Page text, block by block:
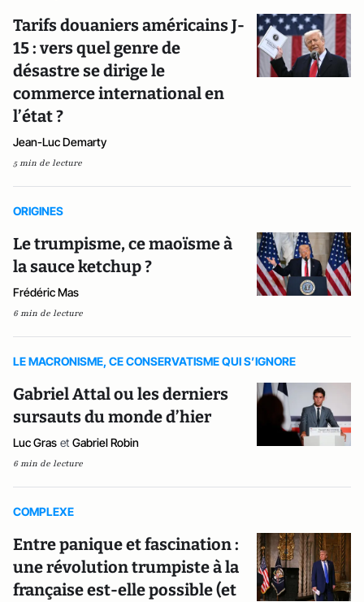
Tarifs douaniers américains J-
15 : vers quel genre de
désastre se dirige le
commerce international en
l’état ?
Jean-Luc Demarty
5 min de lecture
ORIGINES
Le trumpisme, ce maoïsme à
la sauce ketchup ?
Frédéric Mas
6 min de lecture
LE MACRONISME, CE CONSERVATISME QUI S’IGNORE
Gabriel Attal ou les derniers
sursauts du monde d’hier
Luc Gras et Gabriel Robin
6 min de lecture
COMPLEXE
Entre panique et fascination :
une révolution trumpiste à la
française est-elle possible (et